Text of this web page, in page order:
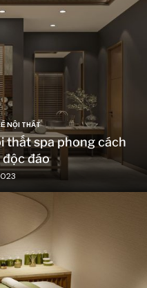
NỘI THẤT
thất spa phong cách
đáo